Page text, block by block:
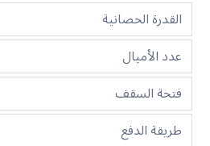
القدرة الحصانية
عدد الأميال
فتحة السقف
طريقة الدفع